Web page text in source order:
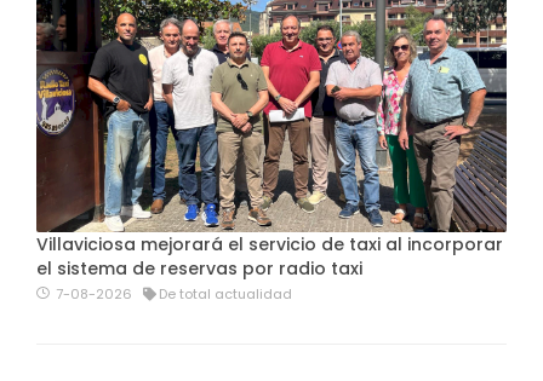
Villaviciosa mejorará el servicio de taxi al incorporar
el sistema de reservas por radio taxi
7-08-2026 De total actualidad